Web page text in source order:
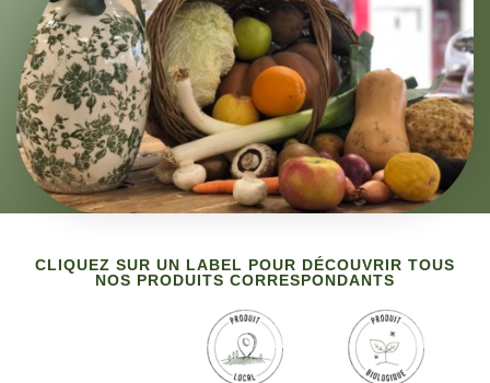
CLIQUEZ SUR UN LABEL POUR DÉCOUVRIR TOUS
NOS PRODUITS CORRESPONDANTS